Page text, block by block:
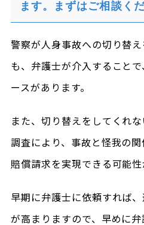
ます。まずはご相談く
警察が人身事故への切り替
も、弁護士が介入すること
ースがあります。
また、切り替えをしてくれ
調査により、事故と怪我の
賠償請求を実現できる可能性
早期に弁護士に依頼すれば
が高まりますので、早めに